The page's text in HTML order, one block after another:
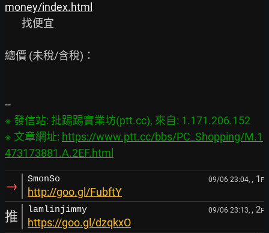
money/index.html
總價 (未稅/含稅)：
※ 發信站: 批踢踢實業坊(ptt.cc), 來自: 1.171.206.152
※ 文章網址: https://www.ptt.cc/bbs/PC_Shopping/M.1
473173881.A.2EF.html
→ SmonSo 09/06 23:04, , 1 F
http://goo.gl/FubftY
推 lamlinjimmy 09/06 23:13, , 2F
https://goo.gl/dzqkxO